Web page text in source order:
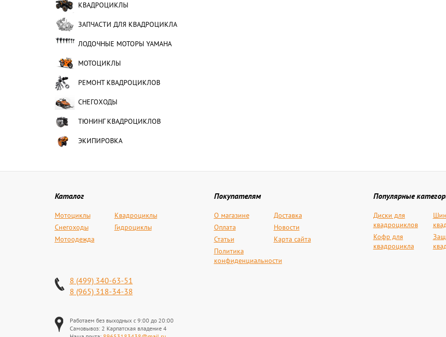
КВАДРОЦИКЛЫ
ЗАПЧАСТИ ДЛЯ КВАДРОЦИКЛА
ЛОДОЧНЫЕ МОТОРЫ YAMAHA
МОТОЦИКЛЫ
РЕМОНТ КВАДРОЦИКЛОВ
СНЕГОХОДЫ
ТЮНИНГ КВАДРОЦИКЛОВ
ЭКИПИРОВКА
Каталог
Мотоциклы
Квадроциклы
Снегоходы
Гидроциклы
Мотоодежда
Покупателям
О магазине
Доставка
Оплата
Новости
Статьи
Карта сайта
Политика
конфиденциальности
Популярные
Диски для
квадроциклов
Кофр для
квадроцикла
8 (499) 340-63-51
8 (965) 318-34-38
Работаем без выходных с 9:00 до 20:00
Самовывоз: 2 Карпатская владение 4